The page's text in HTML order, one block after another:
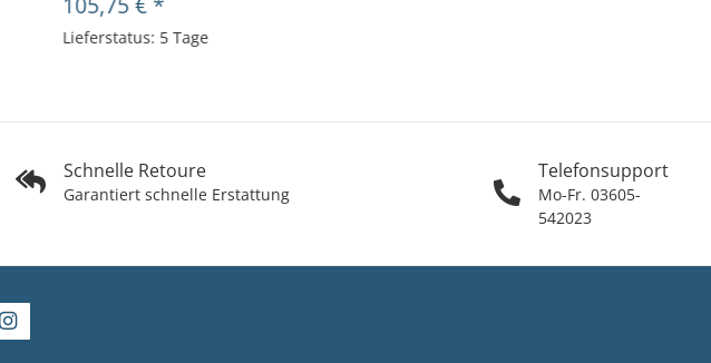
Lieferstatus: 5 Tage
Schnelle Retoure
Garantiert schnelle Erstattung
Telefonsupport
Mo-Fr. 03605-
542023